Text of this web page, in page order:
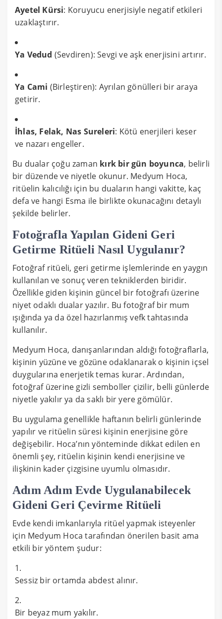
Ayetel Kürsi: Koruyucu enerjisiyle negatif etkileri
uzaklaştırır.
Ya Vedud (Sevdiren): Sevgi ve aşk enerjisini artırır.
Ya Cami (Birleştiren): Ayrılan gönülleri bir araya
getirir.
İhlas, Felak, Nas Sureleri: Kötü enerjileri keser
ve nazarı engeller.
Bu dualar çoğu zaman kırk bir gün boyunca, belirli
bir düzende ve niyetle okunur. Medyum Hoca,
ritüelin kalıcılığı için bu duaların hangi vakitte, kaç
defa ve hangi Esma ile birlikte okunacağını detaylı
şekilde belirler.
Fotoğrafla Yapılan Gideni Geri
Getirme Ritüeli Nasıl Uygulanır?
Fotoğraf ritüeli, geri getirme işlemlerinde en yaygın
kullanılan ve sonuç veren tekniklerden biridir.
Özellikle giden kişinin güncel bir fotoğrafı üzerine
niyet odaklı dualar yazılır. Bu fotoğraf bir mum
ışığında ya da özel hazırlanmış vefk tahtasında
kullanılır.
Medyum Hoca, danışanlarından aldığı fotoğraflarla,
kişinin yüzüne ve gözüne odaklanarak o kişinin içsel
duygularına enerjetik temas kurar. Ardından,
fotoğraf üzerine gizli semboller çizilir, belli günlerde
niyetle yakılır ya da saklı bir yere gömülür.
Bu uygulama genellikle haftanın belirli günlerinde
yapılır ve ritüelin süresi kişinin enerjisine göre
değişebilir. Hoca’nın yönteminde dikkat edilen en
önemli şey, ritüelin kişinin kendi enerjisine ve
ilişkinin kader çizgisine uyumlu olmasıdır.
Adım Adım Evde Uygulanabilecek
Gideni Geri Çevirme Ritüeli
Evde kendi imkanlarıyla ritüel yapmak isteyenler
için Medyum Hoca tarafından önerilen basit ama
etkili bir yöntem şudur:
Sessiz bir ortamda abdest alınır.
Bir beyaz mum yakılır.